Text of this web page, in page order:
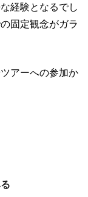
経験となるでし
固定観念がガラ
アーへの参加か